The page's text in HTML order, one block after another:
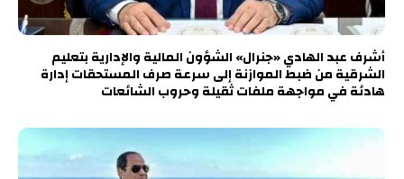
أشرف عبد الهادي «جنرال» الشؤون المالية والإدارية بتعليم
الشرقية من ضبط الموازنة إلى سرعة صرف المستحقات إدارة
هادئة في مواجهة ملفات ثقيلة وحروب الشائعات